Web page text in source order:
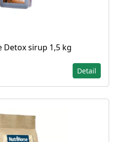
Detox sirup 1,5 kg
Detail